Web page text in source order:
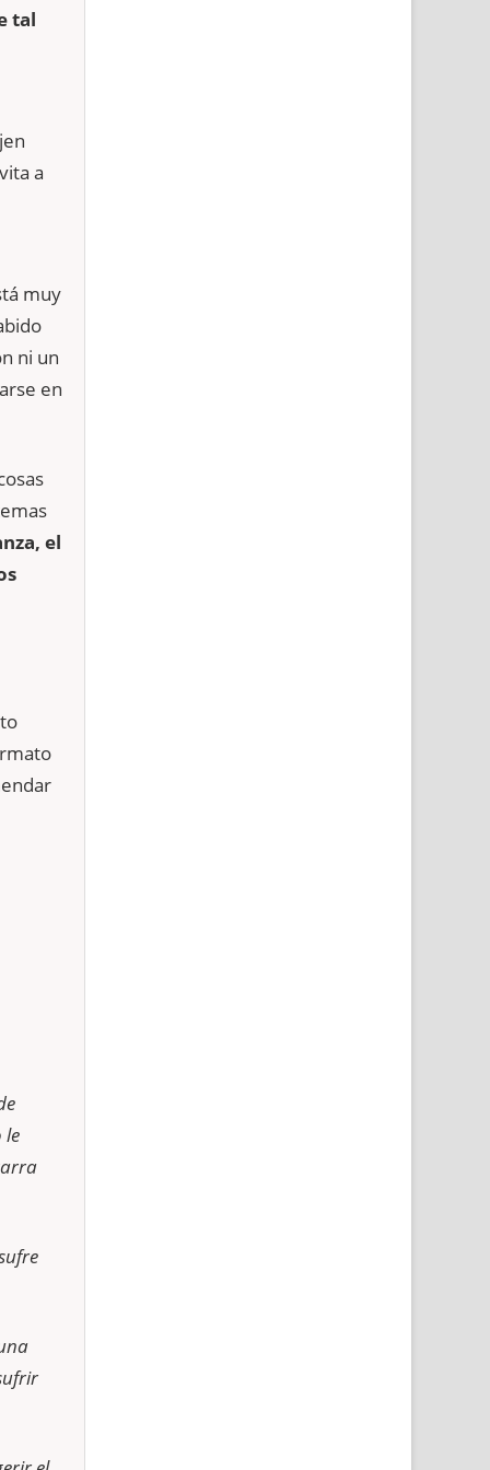
tal
a
muy
ni un
en
el
le